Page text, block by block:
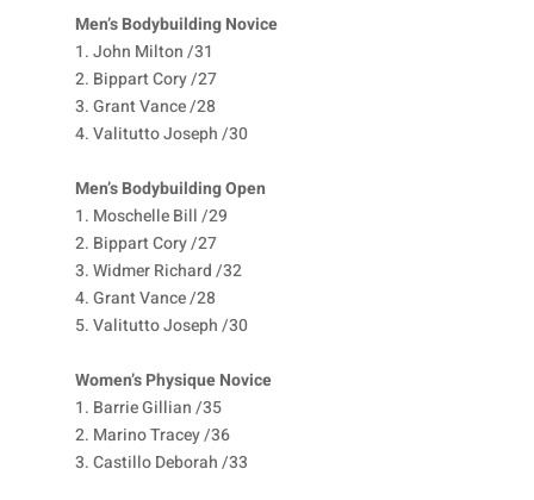
Men’s Bodybuilding Novice
1. John Milton /31
2. Bippart Cory /27
3. Grant Vance /28
4. Valitutto Joseph /30
Men’s Bodybuilding Open
1. Moschelle Bill /29
2. Bippart Cory /27
3. Widmer Richard /32
4. Grant Vance /28
5. Valitutto Joseph /30
Women’s Physique Novice
1. Barrie Gillian /35
2. Marino Tracey /36
3. Castillo Deborah /33